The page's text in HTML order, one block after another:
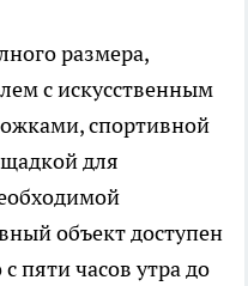
размера,
с искусственным
спортивной
для
объект доступен
пяти часов утра до